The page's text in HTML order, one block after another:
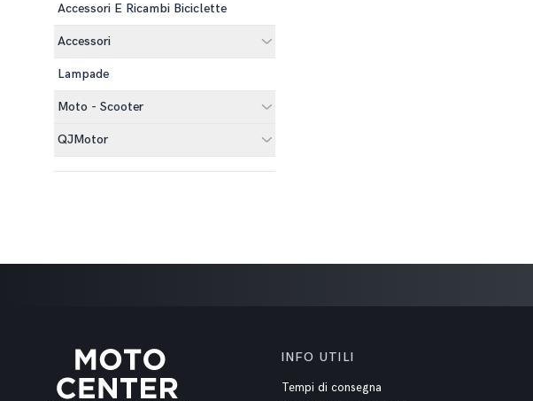
Accessori E Ricambi Biciclette
Accessori
Lampade
Moto - Scooter
QJMotor
INFO UTILI
Tempi di consegna